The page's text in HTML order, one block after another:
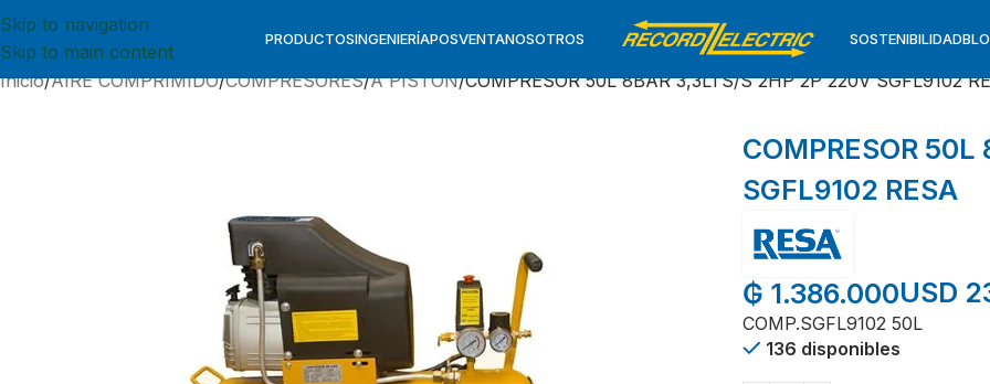
Skip to navigation
Skip to main content
PRODUCTOSINGENIERÍAPOSVENTANOSOTROS SOSTENIBILIDAD
Inicio AIRE COMPRIMIDO COMPRESORES A PISTON COMPRESOR 50L 8BAR 3,3LTS/S 2HP 2P 220V SGFL9102
COMPRESOR
SGFL9102 RESA
₲ 1.386.000USD
COMP.SGFL9102 50L
136 disponibles